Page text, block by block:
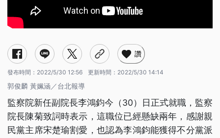
讚
發布時間： 2022/5/30 12:56 更新時間： 2022/5/30 14:14
郭俊麟 黃姵涵／台北報導
監察院新任副院長李鴻鈞今（30）日正式就職，監察
院長陳菊致詞時表示，這職位已經懸缺兩年，感謝親
民黨主席宋楚瑜割愛，也認為李鴻鈞能獲得不分黨派